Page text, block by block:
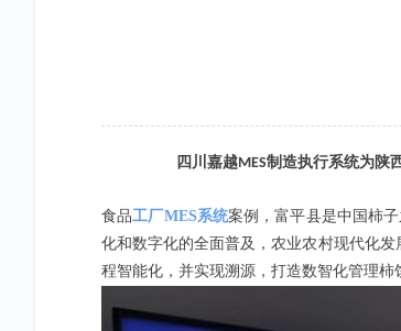
四川嘉越MES制造执行系统为陕
食品工厂MES系统案例，富平县是中国柿
化和数字化的全面普及，农业农村现代化
程智能化，并实现溯源，打造数智化管理柿